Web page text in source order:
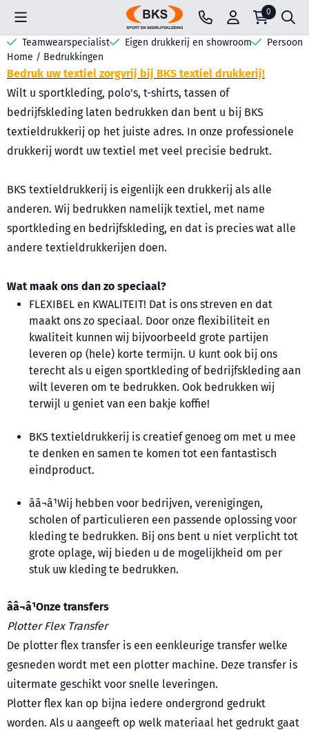
Cookievoorkeuren zijn beschikbaar. Kies instellingen of sta
0
Teamwearspecialist Eigen drukkerij en showroom
Home / Bedrukkingen
Bedruk uw textiel zorgvrij bij BKS textiel drukkerij!
Wilt u sportkleding, polo's, t-shirts, tassen of
bedrijfskleding laten bedrukken dan bent u bij BKS
textieldrukkerij op het juiste adres. In onze professionele
drukkerij wordt uw textiel met veel precisie bedrukt.
BKS textieldrukkerij is eigenlijk een drukkerij als alle
anderen. Wij bedrukken namelijk textiel, met name
sportkleding en bedrijfskleding, en dat is precies wat alle
andere textieldrukkerijen doen.
Wat maak ons dan zo speciaal?
FLEXIBEL en KWALITEIT! Dat is ons streven en dat
maakt ons zo speciaal. Door onze flexibiliteit en
kwaliteit kunnen wij bijvoorbeeld grote partijen
leveren op (hele) korte termijn. U kunt ook bij ons
terecht als u eigen sportkleding of bedrijfskleding aan
wilt leveren om te bedrukken. Ook bedrukken wij
terwijl u geniet van een bakje koffie!
BKS textieldrukkerij is creatief genoeg om met u mee
te denken en samen te komen tot een fantastisch
eindproduct.
ââ¬â¹Wij hebben voor bedrijven, verenigingen,
scholen of particulieren een passende oplossing voor
kleding te bedrukken. Bij ons bent u niet verplicht tot
grote oplage, wij bieden u de mogelijkheid om per
stuk uw kleding te bedrukken.
ââ¬â¹Onze transfers
Plotter Flex Transfer
De plotter flex transfer is een eenkleurige transfer welke
gesneden wordt met een plotter machine. Deze transfer is
uitermate geschikt voor snelle leveringen.
Plotter flex kan op bijna iedere ondergrond gedrukt
worden. Als u aangeeft op welk materiaal het gedrukt gaat